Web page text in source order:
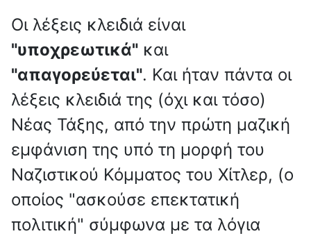
Οι λέξεις κλειδιά είναι
"υποχρεωτικά" και
"απαγορεύεται". Και ήταν πάντα οι
λέξεις κλειδιά της (όχι και τόσο)
Νέας Τάξης, από την πρώτη μαζική
εμφάνιση της υπό τη μορφή του
Ναζιστικού Κόμματος του Χίτλερ, (ο
οποίος "ασκούσε επεκτατική
πολιτική" σύμφωνα με τα λόγια